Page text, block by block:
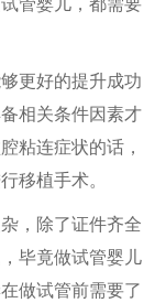
管婴儿，都需要
更好的提升成功
相关条件因素才
粘连症状的话，
移植手术。
，除了证件齐全
毕竟做试管婴儿
做试管前需要了